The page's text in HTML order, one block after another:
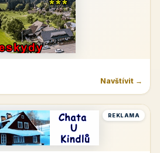
Navštívit →
REKLAMA